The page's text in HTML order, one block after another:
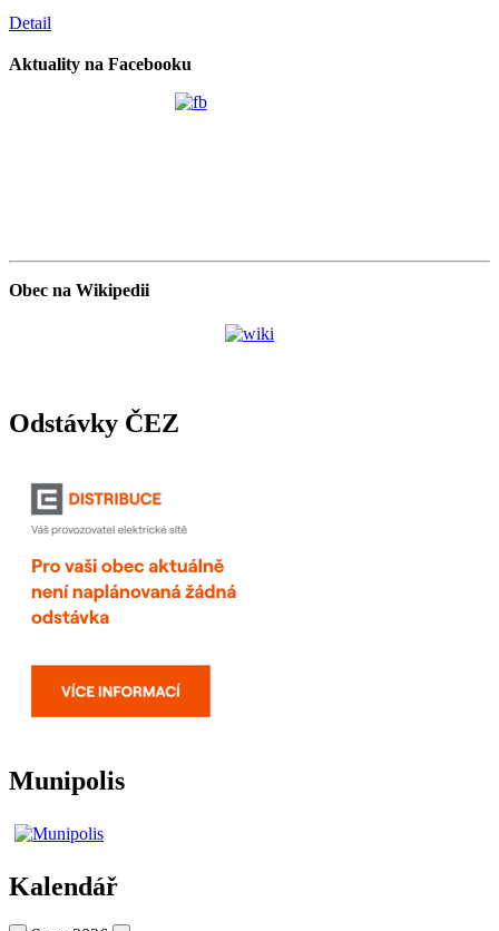
Detail
Aktuality na Facebooku
Obec na Wikipedii
Odstávky ČEZ
Munipolis
Kalendář